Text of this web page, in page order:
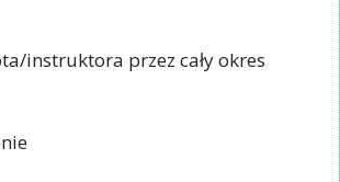
instruktora przez cały okres